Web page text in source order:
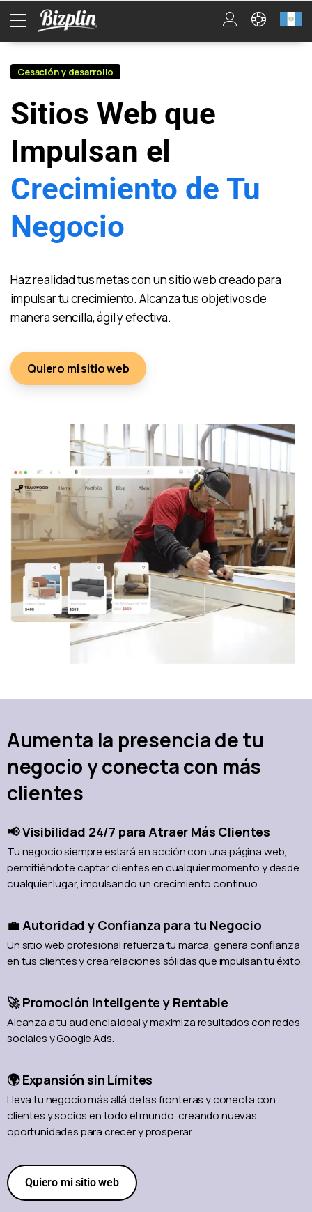
Cesación y desarrollo
Sitios Web que
Impulsan el
Crecimiento de Tu
Negocio
Haz realidad tus metas con un sitio web creado para
impulsar tu crecimiento. Alcanza tus objetivos de
manera sencilla, ágil y efectiva.
Quiero mi sitio web
Aumenta la presencia de tu
negocio y conecta con más
clientes
📢 Visibilidad 24/7 para Atraer Más Clientes
Tu negocio siempre estará en acción con una página web,
permitiéndote captar clientes en cualquier momento y desde
cualquier lugar, impulsando un crecimiento continuo.
💼 Autoridad y Confianza para tu Negocio
Un sitio web profesional refuerza tu marca, genera confianza
en tus clientes y crea relaciones sólidas que impulsan tu éxito.
🚀 Promoción Inteligente y Rentable
Alcanza a tu audiencia ideal y maximiza resultados con redes
sociales y Google Ads.
🌍 Expansión sin Límites
Lleva tu negocio más allá de las fronteras y conecta con
clientes y socios en todo el mundo, creando nuevas
oportunidades para crecer y prosperar.
Quiero mi sitio web